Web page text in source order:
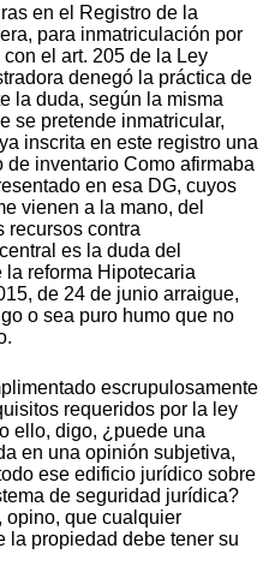
en el Registro de la
para inmatriculación por
el art. 205 de la Ley
denegó la práctica de
la duda, según la misma
se pretende inmatricular,
inscrita en este registro una
inventario Como afirmaba
en esa DG, cuyos
vienen a la mano, del
recursos contra
es la duda del
reforma Hipotecaria
de 24 de junio arraigue,
o sea puro humo que no
escrupulosamente
requeridos por la ley
ello, digo, ¿puede una
en una opinión subjetiva,
ese edificio jurídico sobre
de seguridad jurídica?
opino, que cualquier
la propiedad debe tener su